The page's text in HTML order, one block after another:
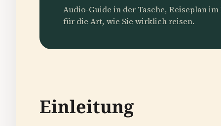
Audio-Guide in der Tasche, Reiseplan
für die Art, wie Sie wirklich reisen.
Einleitung